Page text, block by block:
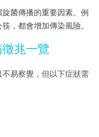
菌傳播的重要因素。例
，都會增加傳染風險。
兆一覽
易察覺，但以下症狀需